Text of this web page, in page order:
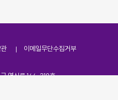
이메일무단수집거부
영신로 166, 319호